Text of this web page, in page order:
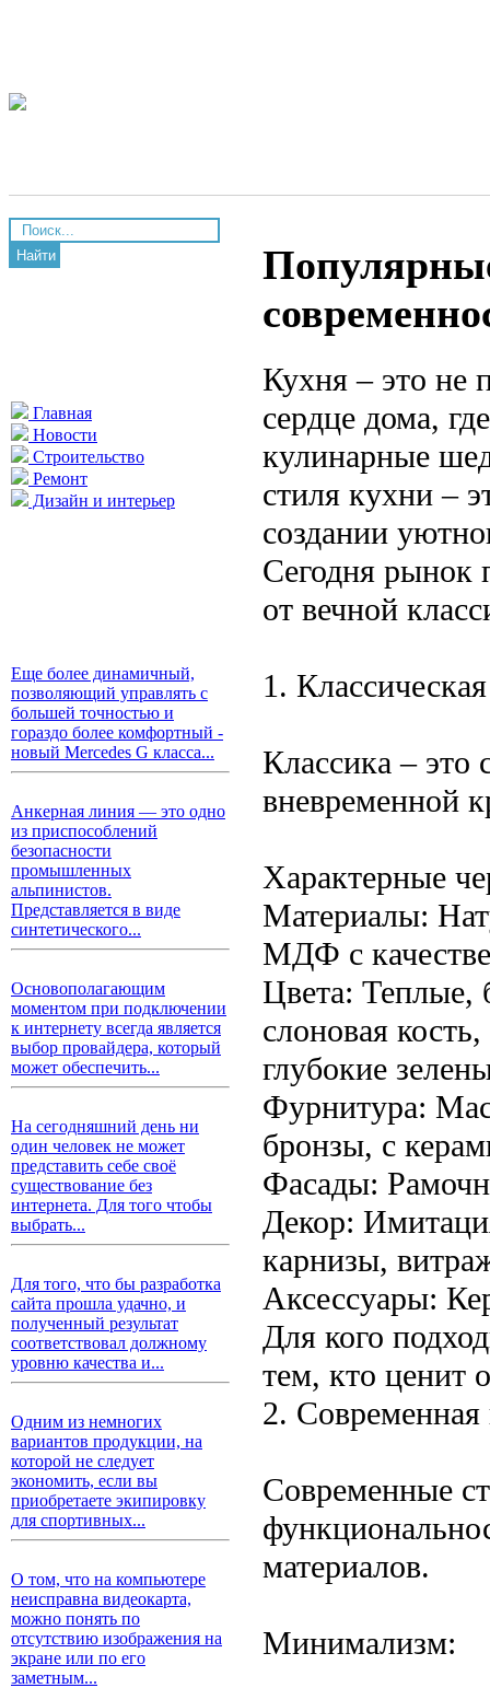
Найти
Главная
Новости
Строительство
Ремонт
Дизайн и интерьер
Еще более динамичный,
позволяющий управлять с
большей точностью и
гораздо более комфортный -
новый Mercedes G класса...
Анкерная линия — это одно
из приспособлений
безопасности
промышленных
альпинистов.
Представляется в виде
синтетического...
Основополагающим
моментом при подключении
к интернету всегда является
выбор провайдера, который
может обеспечить...
На сегодняшний день ни
один человек не может
представить себе своё
существование без
интернета. Для того чтобы
выбрать...
Для того, что бы разработка
сайта прошла удачно, и
полученный результат
соответствовал должному
уровню качества и...
Одним из немногих
вариантов продукции, на
которой не следует
экономить, если вы
приобретаете экипировку
для спортивных...
О том, что на компьютере
неисправна видеокарта,
можно понять по
отсутствию изображения на
экране или по его
заметным...
Кухня – это не
сердце дома,
кулинарные
стиля кухни –
создании
Сегодня рынок
от вечной
1.
Классика – это
вневременной
Характерные
Материалы:
МДФ с
Цвета: Теплые,
слоновая
глубокие
Фурнитура:
бронзы, с
Фасады:
Декор:
карнизы,
Аксессуары:
Для кого
тем, кто ценит
2.
Современные
материалов.
Минимализм: